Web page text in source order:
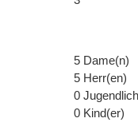
5 Dame(n)
5 Herr(en)
0
0 Kind(er)